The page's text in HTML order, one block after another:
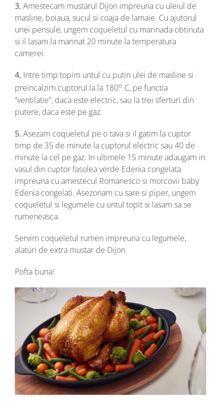
3. Amestecam mustarul Dijon impreuna cu uleiul de
masline, boiaua, sucul si coaja de lamaie. Cu ajutorul
unei pensule, ungem coqueletul cu marinada obtinuta
si il lasam la marinat 20 minute la temperatura
camerei.
4. Intre timp topim untul cu putin ulei de masline si
preincalzim cuptorul la la 180o C, pe functia
“ventilatie”, daca este electric, sau la trei sferturi din
putere, daca este pe gaz.
5. Asezam coqueletul pe o tava si il gatim la cuptor
timp de 35 de minute la cuptorul electric sau 40 de
minute la cel pe gaz. In ultimele 15 minute adaugam in
vasul din cuptor fasolea verde Edenia congelata
impreuna cu amestecul Romanesco si morcovii baby
Edenia congelati. Asezonam cu sare si piper, ungem
coqueletul si legumele cu untul topit si lasam sa se
rumeneasca.
Servim coqueletul rumen impreuna cu legumele,
alaturi de extra mustar de Dijon.
Pofta buna!